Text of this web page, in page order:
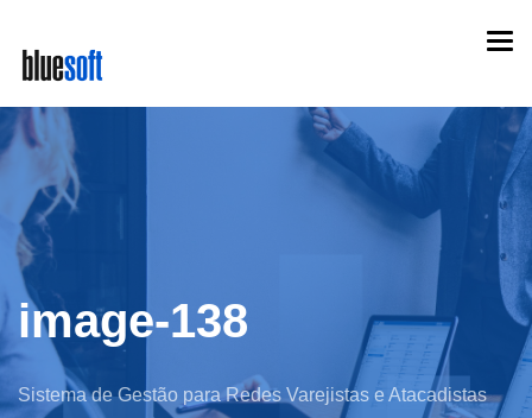
main
content
image-138
Sistema de Gestão para Redes Varejistas e Atacadistas